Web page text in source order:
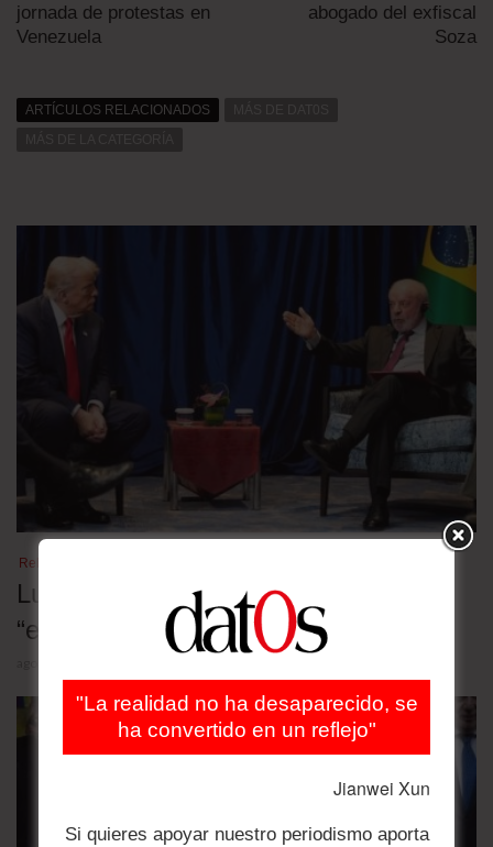
jornada de protestas en
Venezuela
abogado del exfiscal
Soza
ARTÍCULOS RELACIONADOS
Relaciones bilaterales
Lula desafió a Trump y denunció una
“escalada deliberada” contra Brasil
"La realidad no ha desaparecido, se
ha convertido en un reflejo"
Jianwei Xun
Si quieres apoyar nuestro periodismo aporta